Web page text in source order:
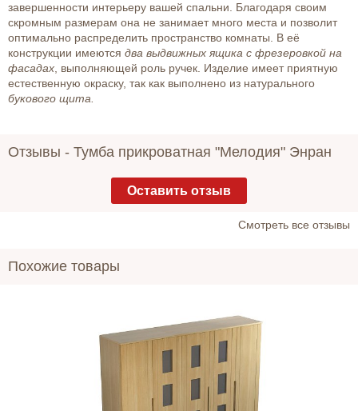
завершенности интерьеру вашей спальни. Благодаря своим
скромным размерам она не занимает много места и позволит
оптимально распределить пространство комнаты. В её
конструкции имеются два выдвижных ящика с фрезеровкой на
фасадах , выполняющей роль ручек. Изделие имеет приятную
естественную окраску, так как выполнено из натурального
букового щита.
Отзывы - Тумба прикроватная "Мелодия" Энран
Оставить отзыв
Cмотреть все отзывы
Похожие товары